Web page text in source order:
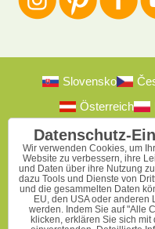
Slovensko
Österreich
Datenschutz-
Wir verwenden Cookies, um
Website zu verbessern, ihre
und Daten über ihre Nutzung
dazu Tools und Dienste von
und die gesammelten Daten
EU, den USA oder anderen
werden. Indem Sie auf "Alle
klicken, erklären Sie sich mit